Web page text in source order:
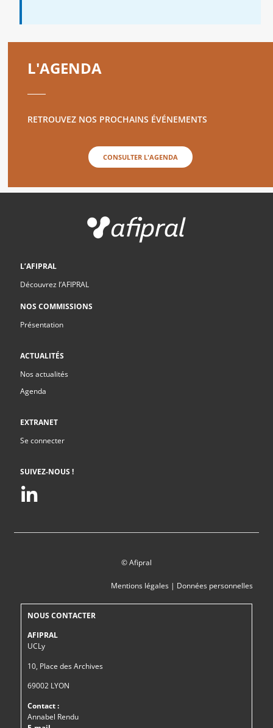
L'AGENDA
RETROUVEZ NOS PROCHAINS ÉVÉNEMENTS
CONSULTER L'AGENDA
L’AFIPRAL
Découvrez l’AFIPRAL
NOS COMMISSIONS
Présentation
ACTUALITÉS
Nos actualités
Agenda
EXTRANET
Se connecter
SUIVEZ-NOUS !
© Afipral
Mentions légales| Données personnelles
NOUS CONTACTER
AFIPRAL
UCLy
10, Place des Archives
69002 LYON
Contact :
Annabel Rendu